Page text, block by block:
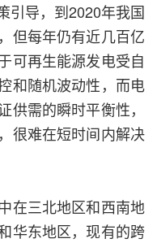
引导，到2020年我国
但每年仍有近几百亿
可再生能源发电受自
和随机波动性，而电
供需的瞬时平衡性，
很难在短时间内解决
在三北地区和西南地
华东地区，现有的跨